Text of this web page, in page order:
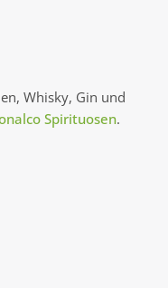
Whisky, Gin und
Spirituosen.